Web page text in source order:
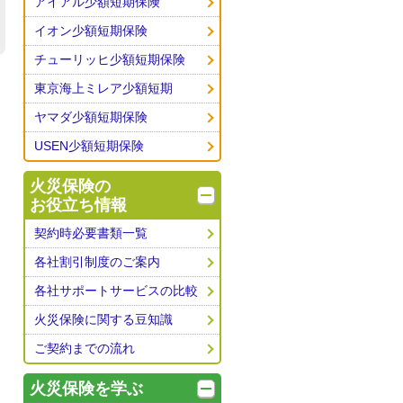
イオン少額短期保険
チューリッヒ少額短期保険
東京海上ミレア少額短期
ヤマダ少額短期保険
USEN少額短期保険
火災保険の
お役立ち情報
契約時必要書類一覧
各社割引制度のご案内
各社サポートサービスの比較
火災保険に関する豆知識
ご契約までの流れ
火災保険を学ぶ